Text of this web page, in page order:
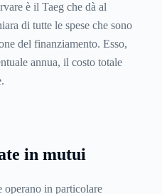
è il Taeg che dà al
di tutte le spese che sono
del finanziamento. Esso,
annua, il costo totale
in mutui
operano in particolare